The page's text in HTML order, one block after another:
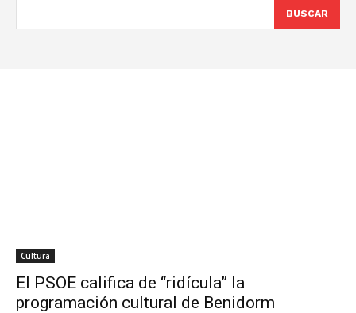
BUSCAR
Cultura
El PSOE califica de “ridícula” la
programación cultural de Benidorm